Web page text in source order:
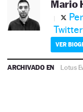
Mario
Twitter
VER
ARCHIVADO EN Lotus